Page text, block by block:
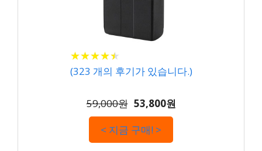
★★★★★
★★★★★
(323 개의 후기가 있습니다.)
59,000원 53,800원
< 지금 구매! >